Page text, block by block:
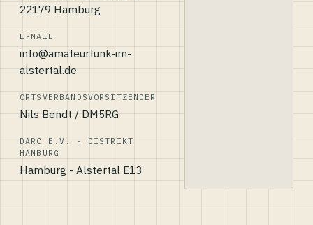
22179 Hamburg
E-MAIL
info@amateurfunk-im-
alstertal.de
ORTSVERBANDSVORSITZENDER
Nils Bendt / DM5RG
DARC E.V. - DISTRIKT
HAMBURG
Hamburg - Alstertal E13